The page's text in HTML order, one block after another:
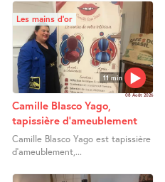
11 min
Les mains d’or
08 Août 2026
Camille Blasco Yago,
tapissière d’ameublement
Camille Blasco Yago est tapissière
d’ameublement,...